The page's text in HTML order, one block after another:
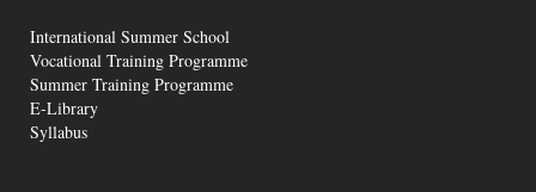
International Summer School
Vocational Training Programme
Summer Training Programme
E-Library
Syllabus